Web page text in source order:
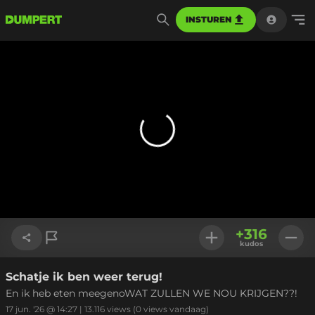
INSTUREN
Link kopiëren
+316
kudos
Schatje ik ben weer terug!
En ik heb eten meegenoWAT ZULLEN WE NOU KRIJGEN??!
17 jun. '26 @ 14:27 | 13.116 views (0 views vandaag)